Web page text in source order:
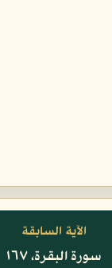
الآية السابقة
سورة البقرة، ١٦٧